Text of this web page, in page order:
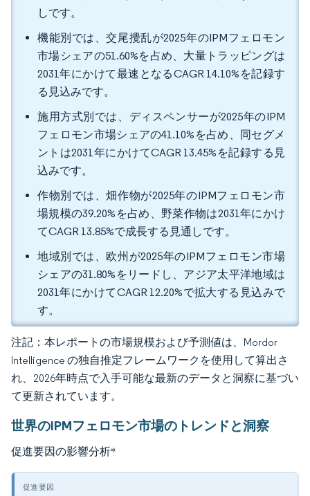
しです。
機能別では、交尾攪乱が2025年のIPMフェロモン
市場シェアの51.60%を占め、大量トラッピングは
2031年にかけて最速となるCAGR 14.10%を記録す
る見込みです。
施用方式別では、ディスペンサーが2025年のIPM
フェロモン市場シェアの41.10%を占め、同セグメ
ントは2031年にかけてCAGR 13.45%を記録する見
込みです。
作物別では、畑作物が2025年のIPMフェロモン市
場規模の39.20%を占め、野菜作物は2031年にかけ
てCAGR 13.85%で成長する見通しです。
地域別では、欧州が2025年のIPMフェロモン市場
シェアの31.80%をリードし、アジア太平洋地域は
2031年にかけてCAGR 12.20%で拡大する見込みで
す。
注記：本レポートの市場規模および予測値は、Mordor
Intelligence の独自推定フレームワークを使用して算出さ
れ、2026年時点で入手可能な最新のデータと洞察に基づい
て更新されています。
世界のIPMフェロモン市場のトレンドと洞察
促進要因の影響分析*